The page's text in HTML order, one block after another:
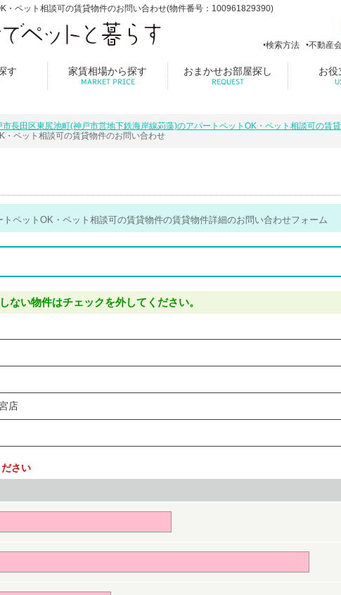
ペット相談可の賃貸物件のお問い合わせ(物件番号：100961829390)
検索方法 不動産
す 家賃相場から探す
MARKET PRICE
おまかせお部屋探し
REQUEST
お役
市長田区東尻池町(神戸市営地下鉄海岸線苅藻)のアパートペットOK・ペット相談可の賃
・ペット相談可の賃貸物件のお問い合わせ
ペットOK・ペット相談可の賃貸物件の賃貸物件詳細のお問い合わせフォーム
ない物件はチェックを外してください。
店
さい